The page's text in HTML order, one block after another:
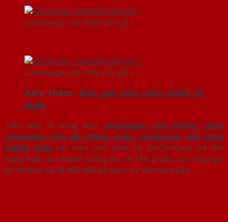
Catalouge cửa thép vân gỗ 1
Catalouge cửa thép vân gỗ 2
Xem thêm: Báo giá cửa cách nhiệt rẻ
nhất
Trên đây là tổng hợp Catalogue cửa chống cháy,
catalogue cửa gỗ chống cháy, catalogue cửa thép
chống cháycác mẫu mới nhất tại SaiGonDoor. Để đặt
hàng hoặc cần thêm thông tin về sản phẩm, vui lòng gọi
tới hotline 0818.400.400 để được tư vấn tốt nhất!